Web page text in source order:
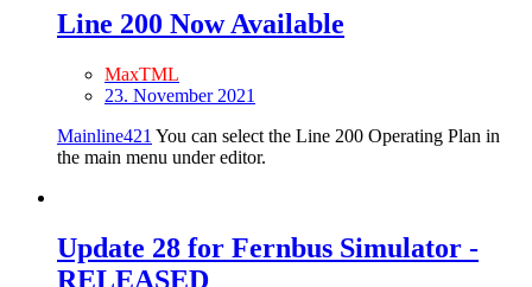
Line 200 Now Available
MaxTML
23. November 2021
Mainline421 You can select the Line 200 Operating Plan in
the main menu under editor.
Update 28 for Fernbus Simulator -
RELEASED